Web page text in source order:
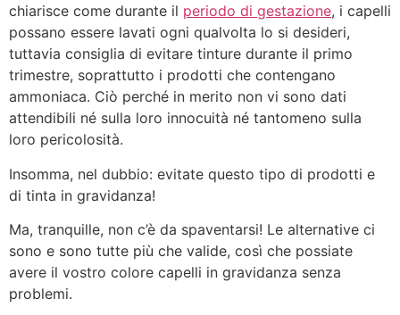
chiarisce come durante il periodo di gestazione, i capelli
possano essere lavati ogni qualvolta lo si desideri,
tuttavia consiglia di evitare tinture durante il primo
trimestre, soprattutto i prodotti che contengano
ammoniaca. Ciò perché in merito non vi sono dati
attendibili né sulla loro innocuità né tantomeno sulla
loro pericolosità.
Insomma, nel dubbio: evitate questo tipo di prodotti e
di tinta in gravidanza!
Ma, tranquille, non c’è da spaventarsi! Le alternative ci
sono e sono tutte più che valide, così che possiate
avere il vostro colore capelli in gravidanza senza
problemi.